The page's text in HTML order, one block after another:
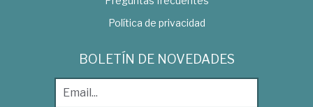
Política de privacidad
BOLETÍN DE NOVEDADES